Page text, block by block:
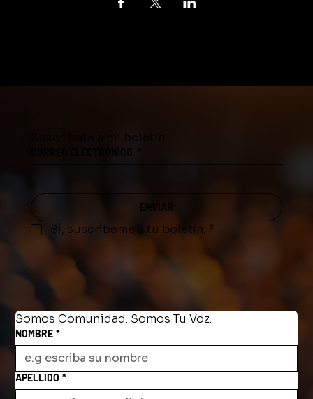
Suscríbete a mi boletín
CORREO ELECTRONICO
ENVIAR
Sí, suscríbeme a tu boletín. *
Somos Comunidad. Somos Tu Voz.
NOMBRE *
APELLIDO *